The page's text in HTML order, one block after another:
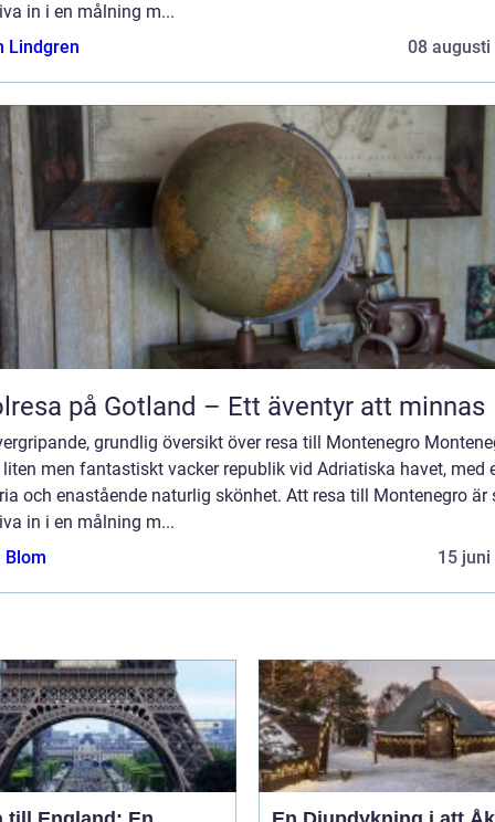
in i en målning m...
Lindgren
08 augusti
på Gotland – Ett äventyr att minnas
grundlig översikt över resa till Montenegro
liten men fantastiskt vacker republik vid Adriatiska havet, med
och enastående naturlig skönhet. Att resa till Montenegro är
in i en målning m...
Blom
15 juni